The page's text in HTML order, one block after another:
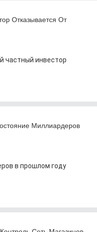
Отказывается От
частный инвестор
Миллиардеров
в прошлом году